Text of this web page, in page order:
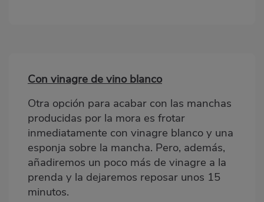
Bloque
Con vinagre de vino blanco
Otra opción para acabar con las manchas
producidas por la mora es frotar
inmediatamente con vinagre blanco y una
esponja sobre la mancha. Pero, además,
añadiremos un poco más de vinagre a la
prenda y la dejaremos reposar unos 15
minutos.